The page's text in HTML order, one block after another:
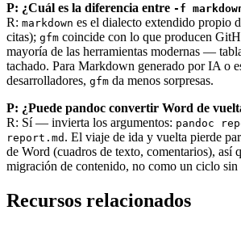
P: ¿Cuál es la diferencia entre -f
R: markdown es el dialecto extendido propio
citas); gfm coincide con lo que producen
mayoría de las herramientas modernas —
tachado. Para Markdown generado por IA o
desarrolladores, gfm da menos sorpresas.
P: ¿Puede pandoc convertir Word de
R: Sí — invierta los argumentos: pandoc
report.md . El viaje de ida y vuelta pierde
de Word (cuadros de texto, comentarios), así
migración de contenido, no como un ciclo sin
Recursos relacionados